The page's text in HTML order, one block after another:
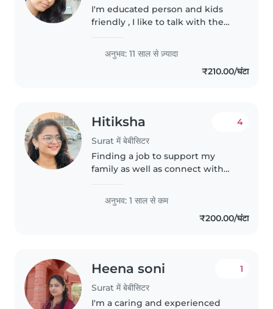
I'm educated person and kids
friendly , I like to talk with them
अनुभव: 11 साल से ज़्यादा
₹210.00/घंटा
Hitiksha
Surat में बेबीसिटर
4
Finding a job to support my
family as well as connect with
अनुभव: 1 साल से कम
₹200.00/घंटा
Heena soni
Surat में बेबीसिटर
1
I'm a caring and experienced